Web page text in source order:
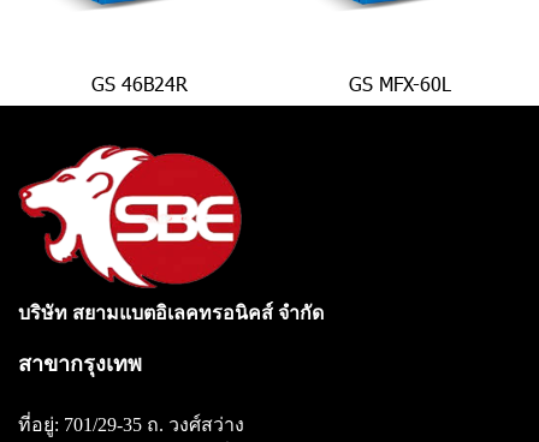
GS 46B24R GS MFX-60L
บริษัท สยามแบตอิเลคทรอนิคส์ จำกัด
สาขากรุงเทพ
ที่อยู่: 701/29-35 ถ. วงศ์สว่าง